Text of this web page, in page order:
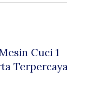
Cuci 1
Terpercaya